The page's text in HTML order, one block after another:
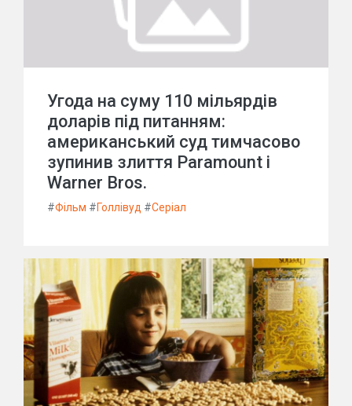
Угода на суму 110 мільярдів
доларів під питанням:
американський суд тимчасово
зупинив злиття Paramount і
Warner Bros.
#Фільм #Голлівуд #Серіал